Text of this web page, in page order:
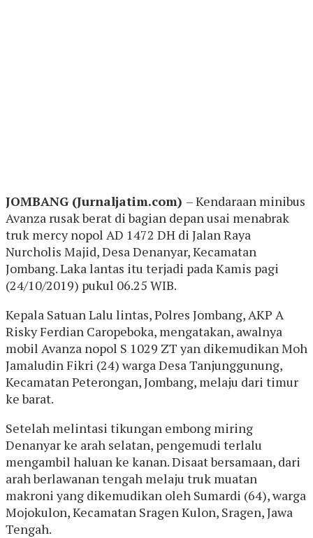
JOMBANG (Jurnaljatim.com) – Kendaraan minibus
Avanza rusak berat di bagian depan usai menabrak
truk mercy nopol AD 1472 DH di Jalan Raya
Nurcholis Majid, Desa Denanyar, Kecamatan
Jombang. Laka lantas itu terjadi pada Kamis pagi
(24/10/2019) pukul 06.25 WIB.
Kepala Satuan Lalu lintas, Polres Jombang, AKP A
Risky Ferdian Caropeboka, mengatakan, awalnya
mobil Avanza nopol S 1029 ZT yan dikemudikan Moh
Jamaludin Fikri (24) warga Desa Tanjunggunung,
Kecamatan Peterongan, Jombang, melaju dari timur
ke barat.
Setelah melintasi tikungan embong miring
Denanyar ke arah selatan, pengemudi terlalu
mengambil haluan ke kanan. Disaat bersamaan, dari
arah berlawanan tengah melaju truk muatan
makroni yang dikemudikan oleh Sumardi (64), warga
Mojokulon, Kecamatan Sragen Kulon, Sragen, Jawa
Tengah.